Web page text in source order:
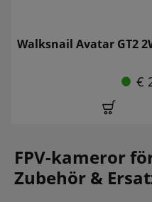
Walksnail Avatar GT2
€
FPV-kameror
Zubehör &